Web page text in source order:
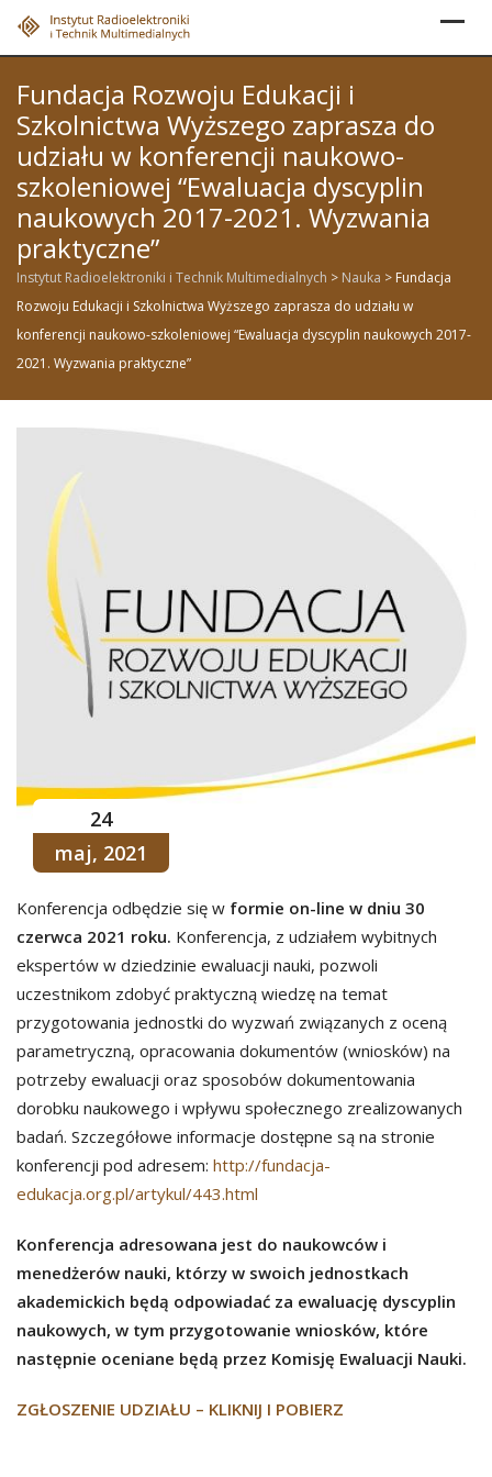
Skip
Fundacja Rozwoju Edukacji i
Szkolnictwa Wyższego zaprasza do
udziału w konferencji naukowo-
szkoleniowej “Ewaluacja dyscyplin
naukowych 2017-2021. Wyzwania
praktyczne”
Instytut Radioelektroniki i Technik Multimedialnych > Nauka > Fundacja
Rozwoju Edukacji i Szkolnictwa Wyższego zaprasza do udziału w
konferencji naukowo-szkoleniowej “Ewaluacja dyscyplin naukowych 2017-
2021. Wyzwania praktyczne”
24
maj, 2021
Konferencja odbędzie się w formie on-line w dniu 30
czerwca 2021 roku. Konferencja, z udziałem wybitnych
ekspertów w dziedzinie ewaluacji nauki, pozwoli
uczestnikom zdobyć praktyczną wiedzę na temat
przygotowania jednostki do wyzwań związanych z oceną
parametryczną, opracowania dokumentów (wniosków) na
potrzeby ewaluacji oraz sposobów dokumentowania
dorobku naukowego i wpływu społecznego zrealizowanych
badań. Szczegółowe informacje dostępne są na stronie
konferencji pod adresem: http://fundacja-
edukacja.org.pl/artykul/443.html
Konferencja adresowana jest do naukowców i
menedżerów nauki, którzy w swoich jednostkach
akademickich będą odpowiadać za ewaluację dyscyplin
naukowych, w tym przygotowanie wniosków, które
następnie oceniane będą przez Komisję Ewaluacji Nauki.
ZGŁOSZENIE UDZIAŁU – KLIKNIJ I POBIERZ